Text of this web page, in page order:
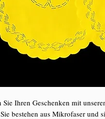
Sie Ihren Geschenken mit
bestehen aus Mikrofaser und